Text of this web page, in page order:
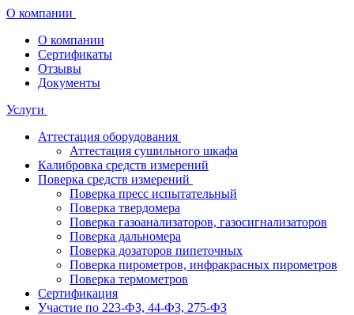
О компании
О компании
Сертификаты
Отзывы
Документы
Услуги
Аттестация оборудования
Аттестация сушильного шкафа
Калибровка средств измерений
Поверка средств измерений
Поверка пресс испытательный
Поверка твердомера
Поверка газоанализаторов, газосигнализаторов
Поверка дальномера
Поверка дозаторов пипеточных
Поверка пирометров, инфракрасных пирометров
Поверка термометров
Сертификация
Участие по 223-ФЗ, 44-ФЗ, 275-ФЗ